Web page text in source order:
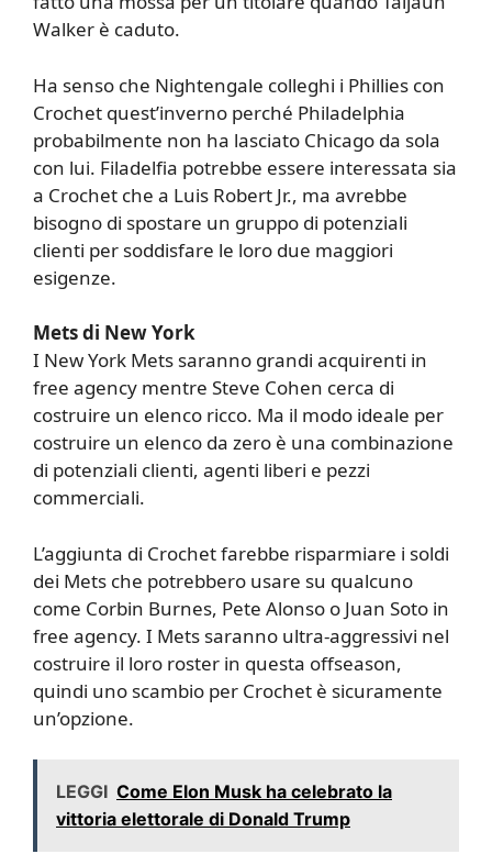
Walker è caduto.
Ha senso che Nightengale colleghi i Phillies con
Crochet quest’inverno perché Philadelphia
probabilmente non ha lasciato Chicago da sola
con lui. Filadelfia potrebbe essere interessata sia
a Crochet che a Luis Robert Jr., ma avrebbe
bisogno di spostare un gruppo di potenziali
clienti per soddisfare le loro due maggiori
esigenze.
Mets di New York
I New York Mets saranno grandi acquirenti in
free agency mentre Steve Cohen cerca di
costruire un elenco ricco. Ma il modo ideale per
costruire un elenco da zero è una combinazione
di potenziali clienti, agenti liberi e pezzi
commerciali.
L’aggiunta di Crochet farebbe risparmiare i soldi
dei Mets che potrebbero usare su qualcuno
come Corbin Burnes, Pete Alonso o Juan Soto in
free agency. I Mets saranno ultra-aggressivi nel
costruire il loro roster in questa offseason,
quindi uno scambio per Crochet è sicuramente
un’opzione.
LEGGI Come Elon Musk ha celebrato la
vittoria elettorale di Donald Trump